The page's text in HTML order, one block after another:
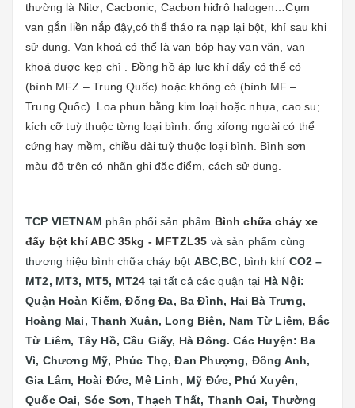
thường là Nitơ, Cacbonic, Cacbon hiđrô halogen…Cụm
van gắn liền nắp đậy,có thể tháo ra nạp lại bột, khí sau khi
sử dụng. Van khoá có thể là van bóp hay van vặn, van
khoá được kẹp chì . Đồng hồ áp lực khí đẩy có thể có
(bình MFZ – Trung Quốc) hoặc không có (bình MF –
Trung Quốc). Loa phun bằng kim loại hoặc nhựa, cao su;
kích cỡ tuỳ thuộc từng loại bình. ống xifong ngoài có thể
cứng hay mềm, chiều dài tuỳ thuộc loại bình. Bình sơn
màu đỏ trên có nhãn ghi đặc điểm, cách sử dụng.
TCP VIETNAM phân phối sản phẩm Bình chữa cháy xe
đẩy bột khí ABC 35kg - MFTZL35 và sản phẩm cùng
thương hiệu bình chữa cháy bột ABC,BC, bình khí CO2 –
MT2, MT3, MT5, MT24 tạitất cả các quận tại Hà Nội:
Quận Hoàn Kiếm, Đống Đa, Ba Đình, Hai Bà Trưng,
Hoàng Mai, Thanh Xuân, Long Biên, Nam Từ Liêm, Bắc
Từ Liêm, Tây Hồ, Cầu Giấy, Hà Đông. Các Huyện: Ba
Vì, Chương Mỹ, Phúc Thọ, Đan Phượng, Đông Anh,
Gia Lâm, Hoài Đức, Mê Linh, Mỹ Đức, Phú Xuyên,
Quốc Oai, Sóc Sơn, Thạch Thất, Thanh Oai, Thường